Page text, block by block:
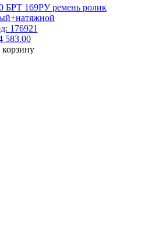
БРТ 169РУ ремень ролик
176921
583.00
корзину